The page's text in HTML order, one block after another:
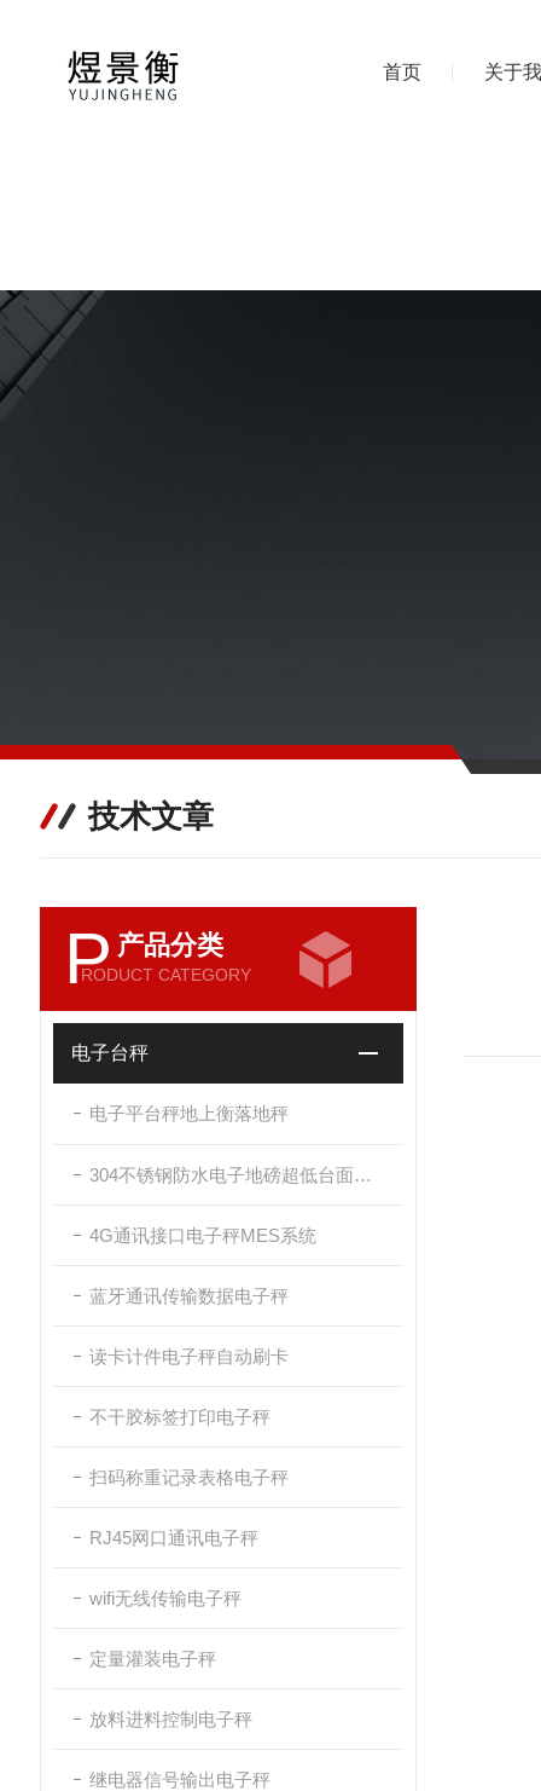
首页 关于
技术文章
P 产品分类
RODUCT CATEGORY
电子台秤
电子平台秤地上衡落地秤
304不锈钢防水电子地磅超低台面带斜坡
4G通讯接口电子秤MES系统
蓝牙通讯传输数据电子秤
读卡计件电子秤自动刷卡
不干胶标签打印电子秤
扫码称重记录表格电子秤
RJ45网口通讯电子秤
wifi无线传输电子秤
定量灌装电子秤
放料进料控制电子秤
继电器信号输出电子秤